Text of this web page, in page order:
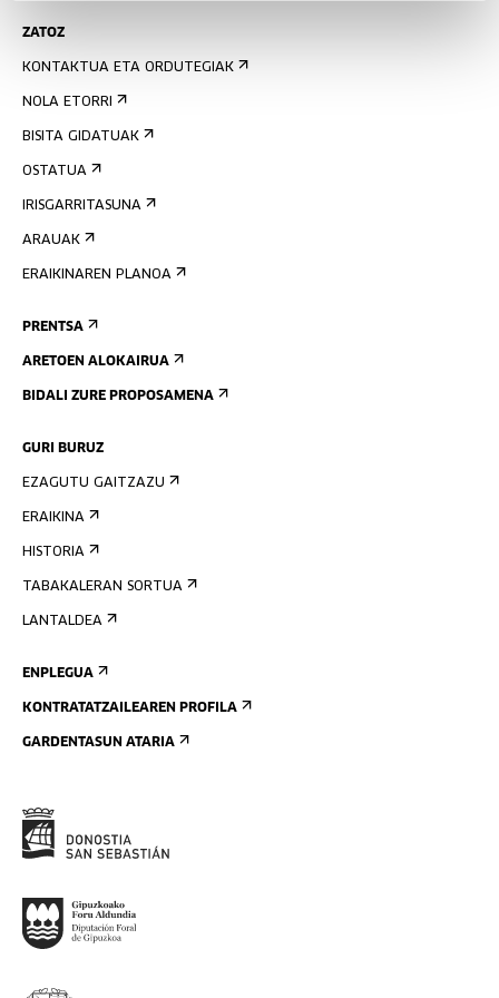
ZATOZ
KONTAKTUA ETA ORDUTEGIAK
NOLA ETORRI
BISITA GIDATUAK
OSTATUA
IRISGARRITASUNA
ARAUAK
ERAIKINAREN PLANOA
PRENTSA
ARETOEN ALOKAIRUA
BIDALI ZURE PROPOSAMENA
GURI BURUZ
EZAGUTU GAITZAZU
ERAIKINA
HISTORIA
TABAKALERAN SORTUA
LANTALDEA
ENPLEGUA
KONTRATATZAILEAREN PROFILA
GARDENTASUN ATARIA